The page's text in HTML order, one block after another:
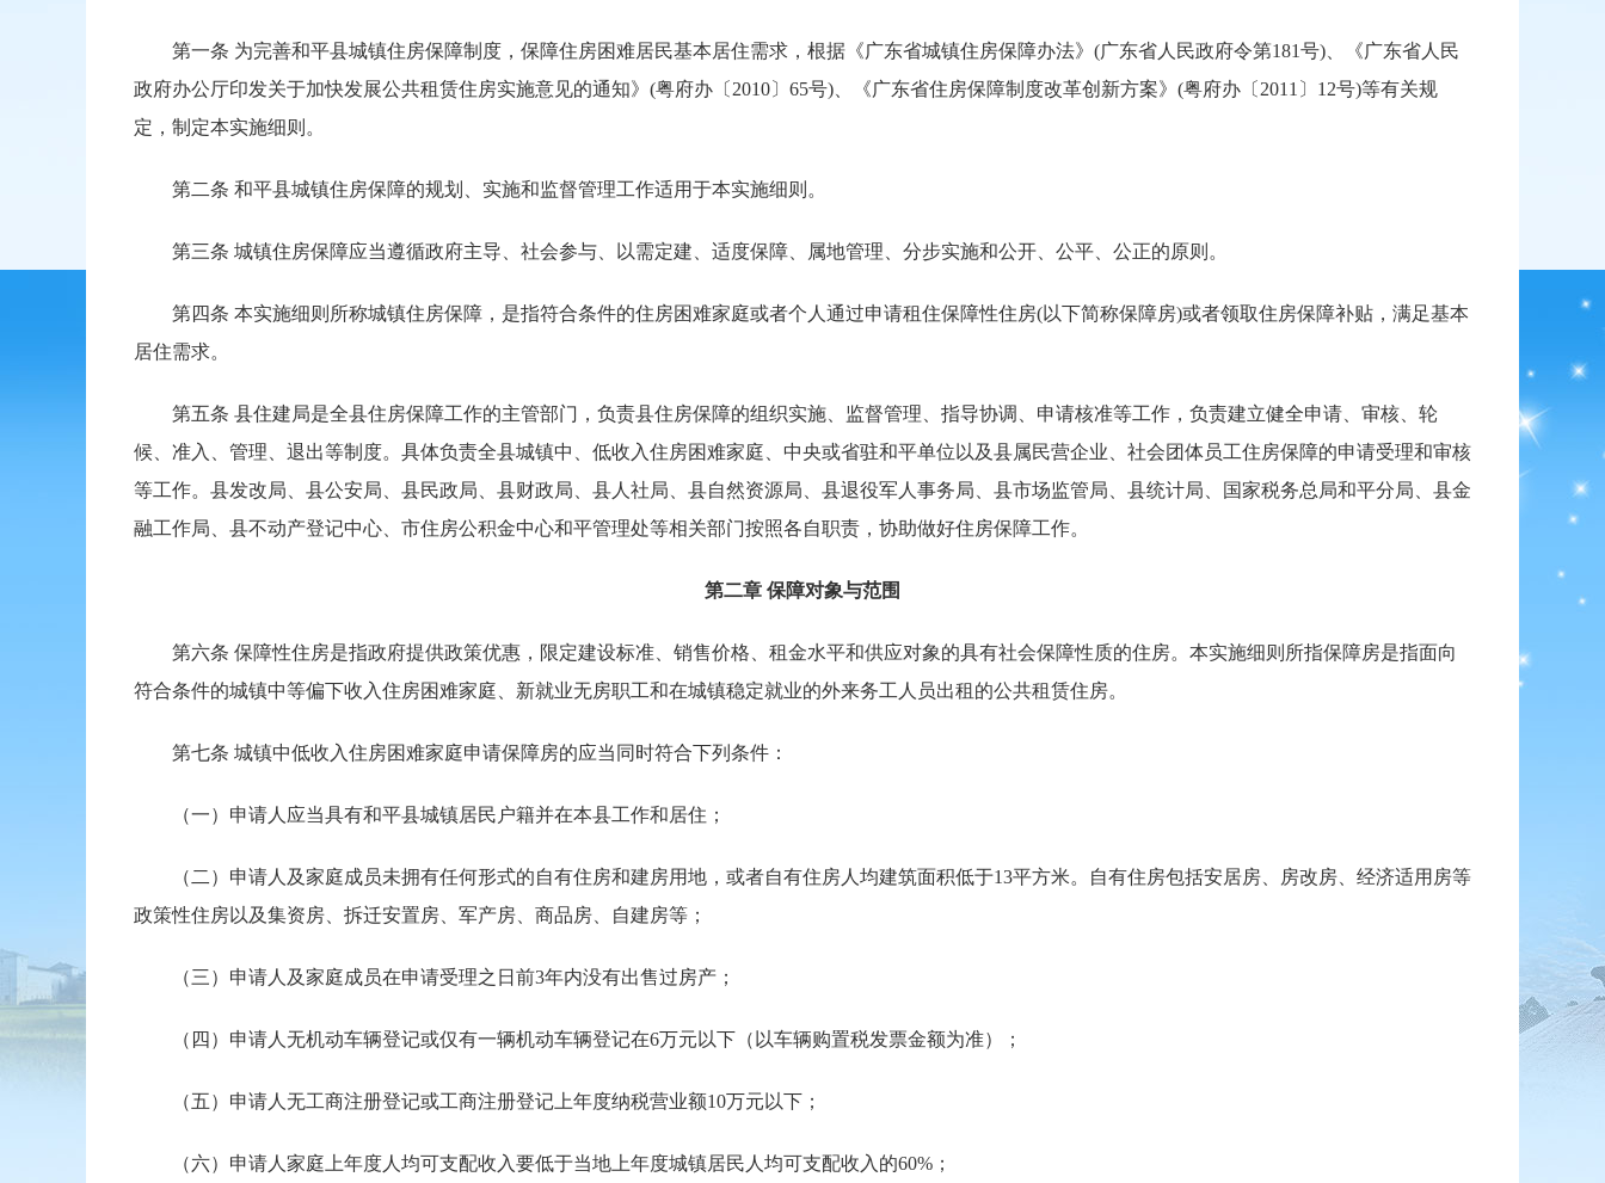
第一条 为完善和平县城镇住房保障制度，保障住房困难居民基本居住需求，根据《广东省城镇住房保障办法》(广东省人民政府令第181号)、《广东省人民
政府办公厅印发关于加快发展公共租赁住房实施意见的通知》(粤府办〔2010〕65号)、《广东省住房保障制度改革创新方案》(粤府办〔2011〕12号)等有关规
定，制定本实施细则。
第二条 和平县城镇住房保障的规划、实施和监督管理工作适用于本实施细则。
第三条 城镇住房保障应当遵循政府主导、社会参与、以需定建、适度保障、属地管理、分步实施和公开、公平、公正的原则。
第四条 本实施细则所称城镇住房保障，是指符合条件的住房困难家庭或者个人通过申请租住保障性住房(以下简称保障房)或者领取住房保障补贴，满足基本
居住需求。
第五条 县住建局是全县住房保障工作的主管部门，负责县住房保障的组织实施、监督管理、指导协调、申请核准等工作，负责建立健全申请、审核、轮
候、准入、管理、退出等制度。具体负责全县城镇中、低收入住房困难家庭、中央或省驻和平单位以及县属民营企业、社会团体员工住房保障的申请受理和审核
等工作。县发改局、县公安局、县民政局、县财政局、县人社局、县自然资源局、县退役军人事务局、县市场监管局、县统计局、国家税务总局和平分局、县金
融工作局、县不动产登记中心、市住房公积金中心和平管理处等相关部门按照各自职责，协助做好住房保障工作。
第二章 保障对象与范围
第六条 保障性住房是指政府提供政策优惠，限定建设标准、销售价格、租金水平和供应对象的具有社会保障性质的住房。本实施细则所指保障房是指面向
符合条件的城镇中等偏下收入住房困难家庭、新就业无房职工和在城镇稳定就业的外来务工人员出租的公共租赁住房。
第七条 城镇中低收入住房困难家庭申请保障房的应当同时符合下列条件：
（一）申请人应当具有和平县城镇居民户籍并在本县工作和居住；
（二）申请人及家庭成员未拥有任何形式的自有住房和建房用地，或者自有住房人均建筑面积低于13平方米。自有住房包括安居房、房改房、经济适用房等
政策性住房以及集资房、拆迁安置房、军产房、商品房、自建房等；
（三）申请人及家庭成员在申请受理之日前3年内没有出售过房产；
（四）申请人无机动车辆登记或仅有一辆机动车辆登记在6万元以下（以车辆购置税发票金额为准）；
（五）申请人无工商注册登记或工商注册登记上年度纳税营业额10万元以下；
（六）申请人家庭上年度人均可支配收入要低于当地上年度城镇居民人均可支配收入的60%；